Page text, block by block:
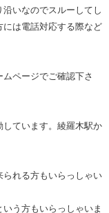
いなのでスルーしてし
は電話対応する際など
ページでご確認下さ
ています。綾羅木駅か
れる方もいらっしゃい
う方もいらっしゃいま